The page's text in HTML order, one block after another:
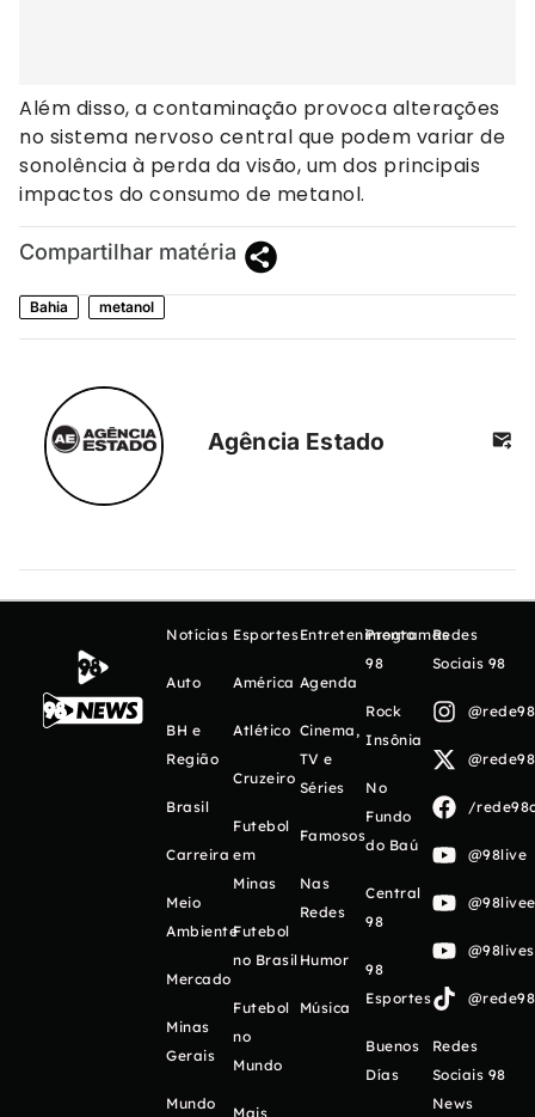
Além disso, a contaminação provoca alterações
no sistema nervoso central que podem variar de
sonolência à perda da visão, um dos principais
impactos do consumo de metanol.
Compartilhar matéria
Bahia metanol
Agência Estado
Notícias
Auto
BH e
Região
Brasil
Carreira
Meio
Ambiente
Mercado
Minas
Gerais
Mundo
Esportes
América
Atlético
Cruzeiro
Futebol
em
Minas
Futebol
no Brasil
Futebol
no
Mundo
Mais
Entretenimento
Agenda
Cinema,
TV e
Séries
Famosos
Nas
Redes
Humor
Música
Programas
98
Rock
Insônia
No
Fundo
do Baú
Central
98
98
Esportes
Buenos
Días
Redes
Sociais 98
/
@98live
Redes
Sociais 98
News